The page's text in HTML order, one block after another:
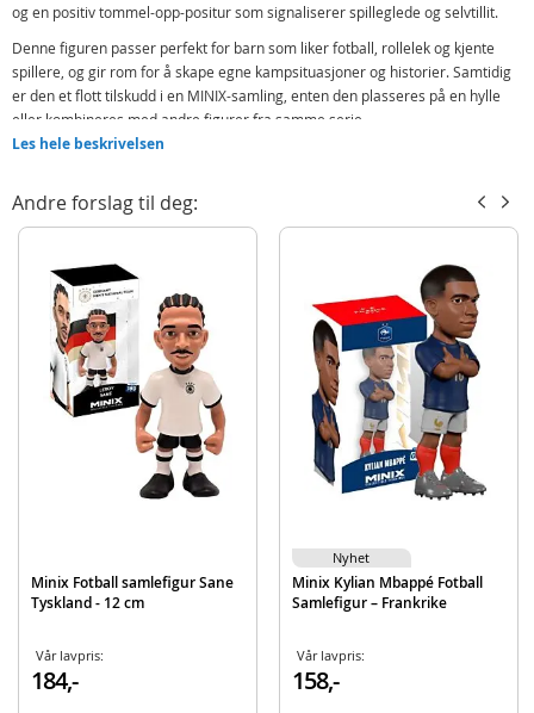
og en positiv tommel-opp-positur som signaliserer spilleglede og selvtillit.
Denne figuren passer perfekt for barn som liker fotball, rollelek og kjente
spillere, og gir rom for å skape egne kampsituasjoner og historier. Samtidig
er den et flott tilskudd i en MINIX-samling, enten den plasseres på en hylle
eller kombineres med andre figurer fra samme serie.
MINIX er kjent for høy kvalitet, solide materialer og figurer som tåler både lek
med interesse for fotball og internasjonale lag.
Inneholder:
MINIX Vitinha fotballsamlefigur
Detaljer:
Mål: ca. 12 cm høy
Alder: fra 8 år
Produktdetaljer
8436605122878
Nyheter
Les hele beskrivelsen
Andre forslag til deg:
Minix Fotball samlefigur Sane
Tyskland - 12 cm
Vår lavpris:
184,-
Minix Kylian Mbappé Fotball
Samlefigur – Frankrike
Vår lavpris:
158,-
Nyhet